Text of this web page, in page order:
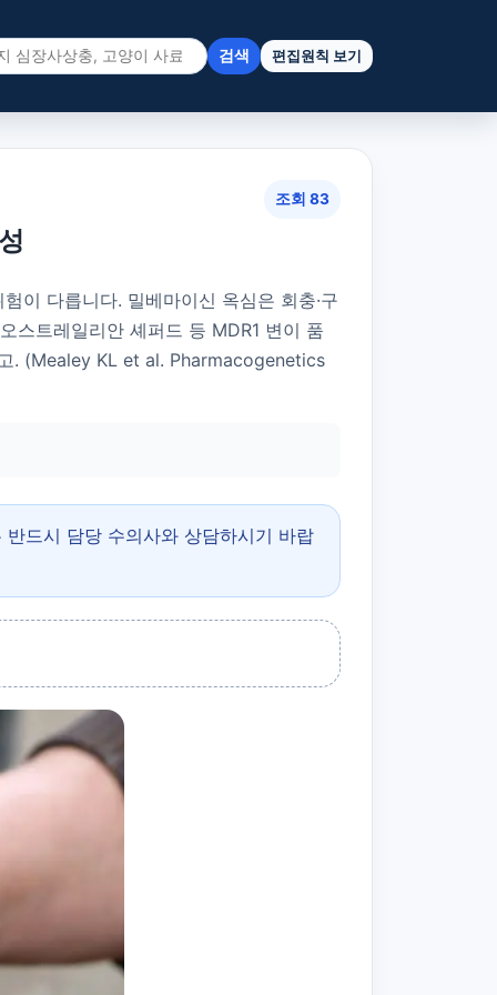
검색 편집원칙 보기
조회 83
이 다릅니다. 밀베마이신 옥심은 회충·구
스트레일리안 셰퍼드 등 MDR1 변이 품
. (Mealey KL et al. Pharmacogenetics
드시 담당 수의사와 상담하시기 바랍